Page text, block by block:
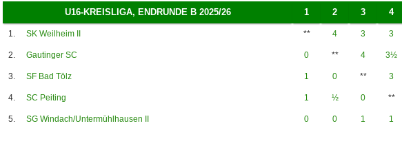
U16-KREISLIGA, ENDRUNDE B 2025/26 1 2 3 4
1. SK Weilheim II ** 4 3 3
2. Gautinger SC 0 ** 4 3½
3. SF Bad Tölz 1 0 ** 3
4. SC Peiting 1 ½ 0 **
5. SG Windach/Untermühlhausen II 0 0 1 1